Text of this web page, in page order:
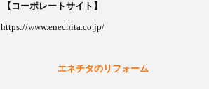
【コーポレートサイト】
https://www.enechita.co.jp/
エネチタのリフォーム